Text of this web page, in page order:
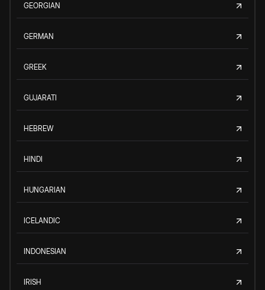
GEORGIAN
GERMAN
GREEK
GUJARATI
HEBREW
HINDI
HUNGARIAN
ICELANDIC
INDONESIAN
IRISH